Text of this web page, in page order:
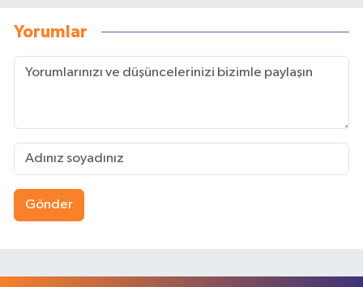
Yorumlar
Gönder